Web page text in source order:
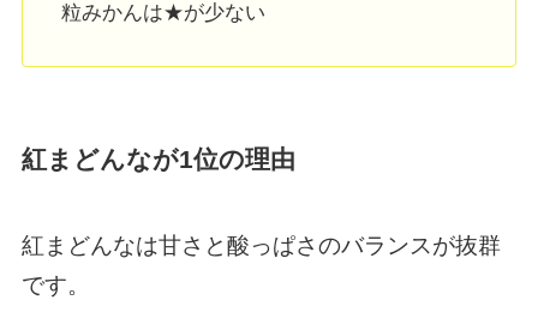
粒みかんは★が少ない
紅まどんなが1位の理由
紅まどんなは甘さと酸っぱさのバランスが抜群
です。